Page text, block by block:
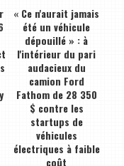
« Ce n'aurait jamais
été un véhicule
dépouillé » : à
l'intérieur du pari
audacieux du
camion Ford
Fathom de 28 350
$ contre les
startups de
véhicules
électriques à faible
coût